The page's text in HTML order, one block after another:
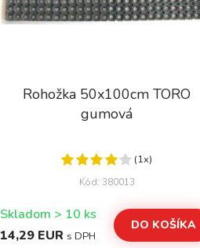
Rohožka 50x100cm TORO
gumová
(1x)
Kód: 380013
Skladom > 10 ks
14,29 EUR s DPH
DO KOŠÍKA